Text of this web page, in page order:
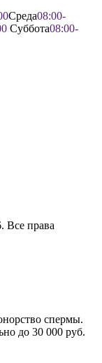
Среда08:00-
Суббота08:00-
Все права
спермы.
до 30 000 руб.